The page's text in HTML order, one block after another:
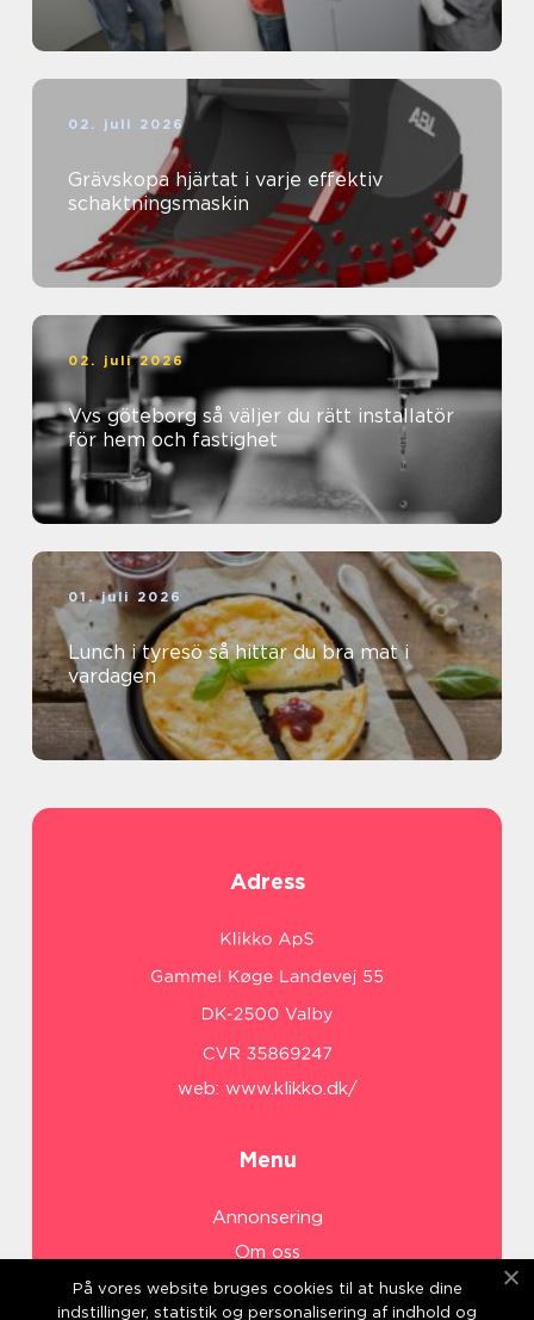
02. juli 2026
Grävskopa hjärtat i varje effektiv
schaktningsmaskin
02. juli 2026
Vvs göteborg så väljer du rätt installatör
för hem och fastighet
01. juli 2026
Lunch i tyresö så hittar du bra mat i
vardagen
Adress
web: www.klikko.dk/
Menu
Annonsering
Om oss
Cookies
På vores website bruges cookies til at huske dine
indstillinger, statistik og personalisering af indhold og